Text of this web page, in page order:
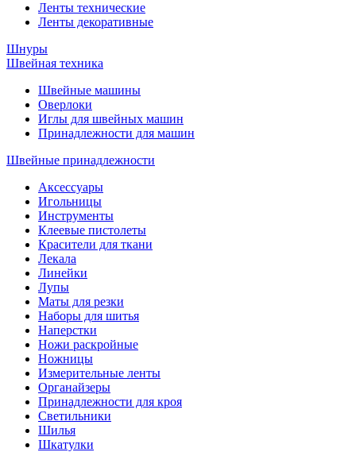
Ленты технические
Ленты декоративные
Шнуры
Швейная техника
Швейные машины
Оверлоки
Иглы для швейных машин
Принадлежности для машин
Швейные принадлежности
Аксессуары
Игольницы
Инструменты
Клеевые пистолеты
Красители для ткани
Лекала
Линейки
Лупы
Маты для резки
Наборы для шитья
Наперстки
Ножи раскройные
Ножницы
Измерительные ленты
Органайзеры
Принадлежности для кроя
Светильники
Шилья
Шкатулки